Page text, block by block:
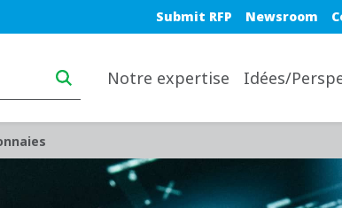
Blue top nav
Submit RFP Newsroom
Notre expertise Idées/